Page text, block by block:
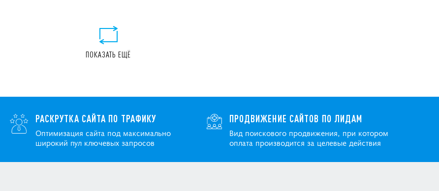
ПОКАЗАТЬ ЕЩЁ
РАСКРУТКА САЙТА ПО ТРАФИКУ
Оптимизация сайта под максимально
широкий пул ключевых запросов
ПРОДВИЖЕНИЕ САЙТОВ ПО ЛИДАМ
Вид поискового продвижения, при котором
оплата производится за целевые действия